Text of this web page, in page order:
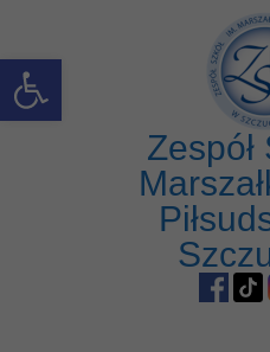
Open toolbar
Zespół